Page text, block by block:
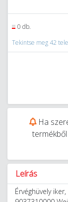
0 db.
Tekintse meg 42
Ha
Leírás
Érvéghüvely